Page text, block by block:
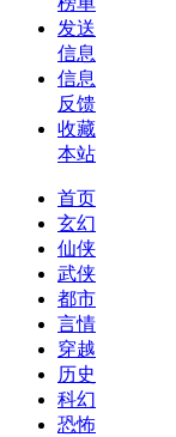
发送
信息
信息
反馈
收藏
本站
首页
玄幻
仙侠
武侠
都市
言情
穿越
历史
科幻
恐怖